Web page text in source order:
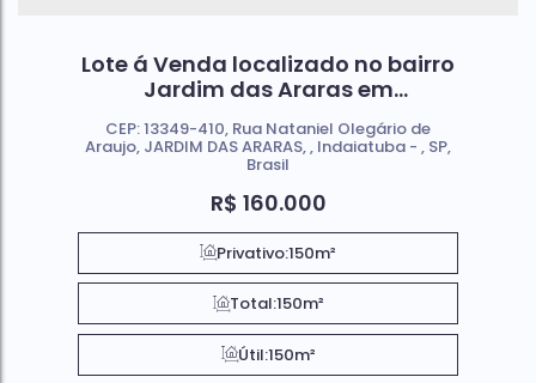
Lote á Venda localizado no bairro
Jardim das Araras em
R$ 160.000
CEP: 13349-410, Rua Nataniel Olegário de
Araujo, JARDIM DAS ARARAS , Indaiatuba , SP,
Brasil
Privativo:150m²
Total:150m²
Útil:150m²